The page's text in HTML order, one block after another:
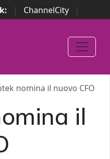
| ChannelCity
|
| Italian Channel
Italian Security
nomina il nuovo CFO
il